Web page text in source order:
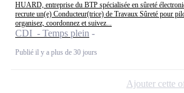
HUARD, entreprise du BTP spécialisée en sûreté
recrute un(e) Conducteur(trice) de Travaux Sûreté pour
organisez, coordonnez et suivez...
CDI - Temps plein
Publié il y a plus de 30 jours
Ajouter cette